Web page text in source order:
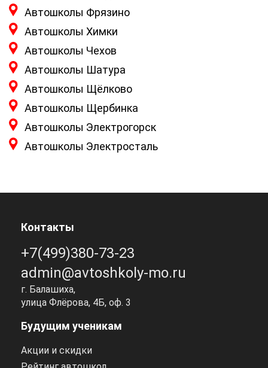
Автошколы Фрязино
Автошколы Химки
Автошколы Чехов
Автошколы Шатура
Автошколы Щёлково
Автошколы Щербинка
Автошколы Электрогорск
Автошколы Электросталь
Контакты
+7(499)380-73-23
admin@avtoshkoly-mo.ru
г. Балашиха,
улица Флёрова, 4Б, оф. 3
Будущим ученикам
Акции и скидки